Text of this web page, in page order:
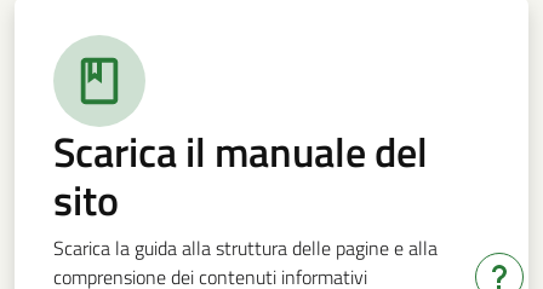
Scarica il manuale del
sito
Scarica la guida alla struttura delle pagine e alla
comprensione dei contenuti informativi